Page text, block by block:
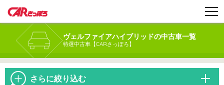
ヴェルファイアハイブリッドの中古車一覧
特選中古車【CARさっぽろ】
さらに絞り込む